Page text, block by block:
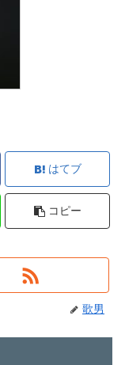
はてブ
コピー
歌男